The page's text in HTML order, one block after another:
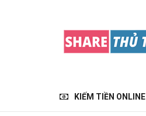
KIẾM TIỀN ONLINE